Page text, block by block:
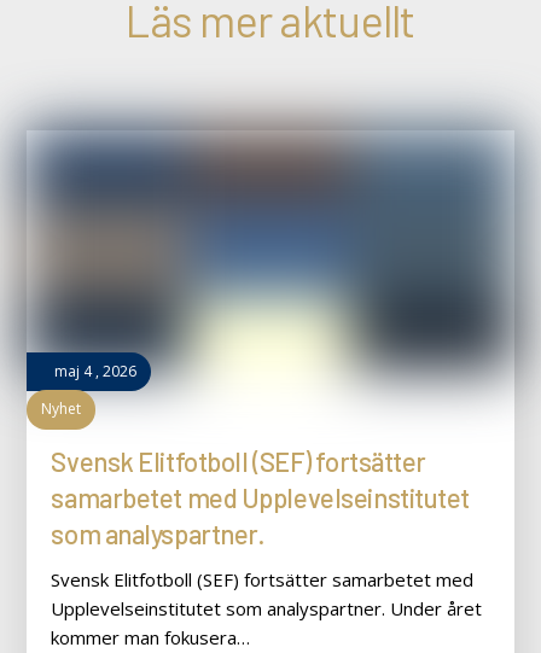
Läs mer aktuellt
maj 4,2026
Nyhet
Svensk Elitfotboll (SEF) fortsätter
samarbetet med Upplevelseinstitutet
som analyspartner.
Svensk Elitfotboll (SEF) fortsätter samarbetet med
Upplevelseinstitutet som analyspartner. Under året
kommer man fokusera…